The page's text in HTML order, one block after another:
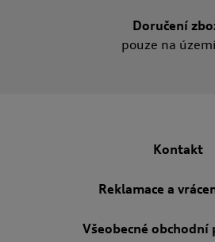
Doručení
pouze na
Kontakt
Reklamace a
Všeobecné obchodní